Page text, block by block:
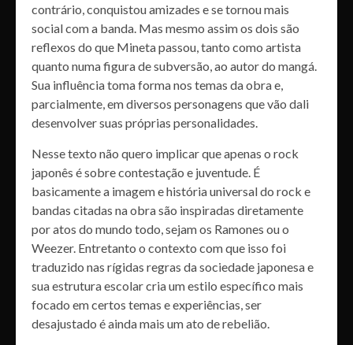
contrário, conquistou amizades e se tornou mais
social com a banda. Mas mesmo assim os dois são
reflexos do que Mineta passou, tanto como artista
quanto numa figura de subversão, ao autor do mangá.
Sua influência toma forma nos temas da obra e,
parcialmente, em diversos personagens que vão dali
desenvolver suas próprias personalidades.
Nesse texto não quero implicar que apenas o rock
japonês é sobre contestação e juventude. É
basicamente a imagem e história universal do rock e
bandas citadas na obra são inspiradas diretamente
por atos do mundo todo, sejam os Ramones ou o
Weezer. Entretanto o contexto com que isso foi
traduzido nas rígidas regras da sociedade japonesa e
sua estrutura escolar cria um estilo específico mais
focado em certos temas e experiências, ser
desajustado é ainda mais um ato de rebelião.